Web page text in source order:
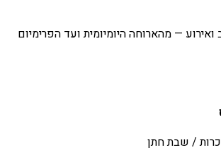
ואירוע — מהארוחה היומיומית ועד הפרימיום
/ שבת חתן